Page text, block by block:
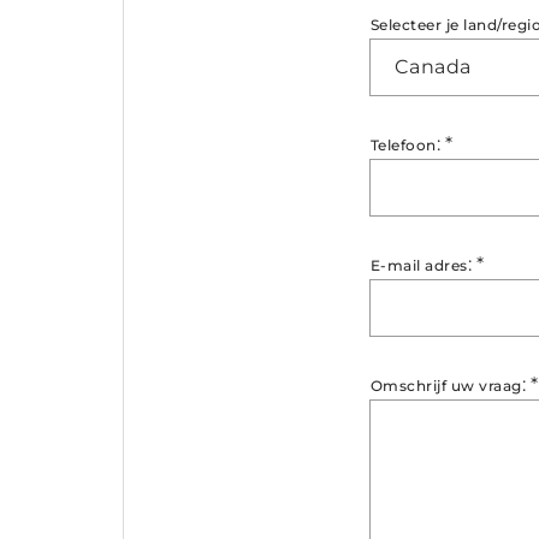
Selecteer je land/regio
Canada
Telefoon: *
E-mail adres: *
Omschrijf uw vraag: *